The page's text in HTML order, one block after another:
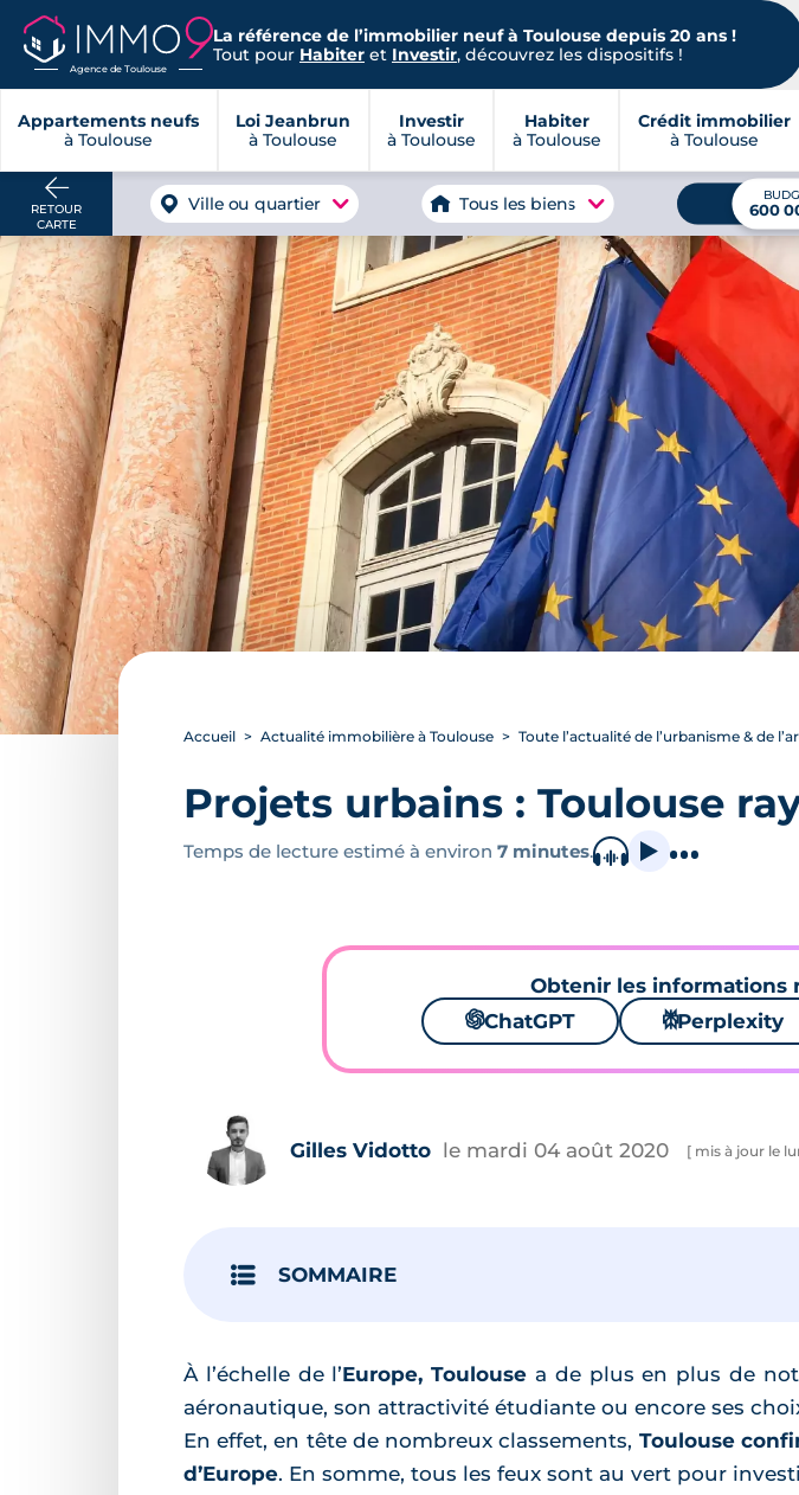
Agence de Toulouse
La référence de l’immobilier neuf à Toulouse depuis 20 ans !
Tout pour Habiter et Investir, découvrez les dispositifs !
Appartements neufs
à Toulouse
Loi Jeanbrun
à Toulouse
Investir
à Toulouse
Habiter
à Toulouse
Crédit immobilier
à Toulouse
RETOUR
CARTE
Ville ou quartier Tous les biens 600
Accueil Actualité immobilière à Toulouse Toute l’actualité de l’urbanisme & de
Projets urbains : Toulouse
Temps de lecture estimé à environ 7 minutes.
Obtenir les informations
🌌ChatGPT ⚙Perplexity
Gilles Vidotto le mardi 04 août 2020 [ mis à jour le
SOMMAIRE
À l’échelle de l’Europe, Toulouse a de plus en plus de
aéronautique, son attractivité étudiante ou encore ses
En effet, en tête de nombreux classements, Toulouse
d’Europe. En somme, tous les feux sont au vert pour